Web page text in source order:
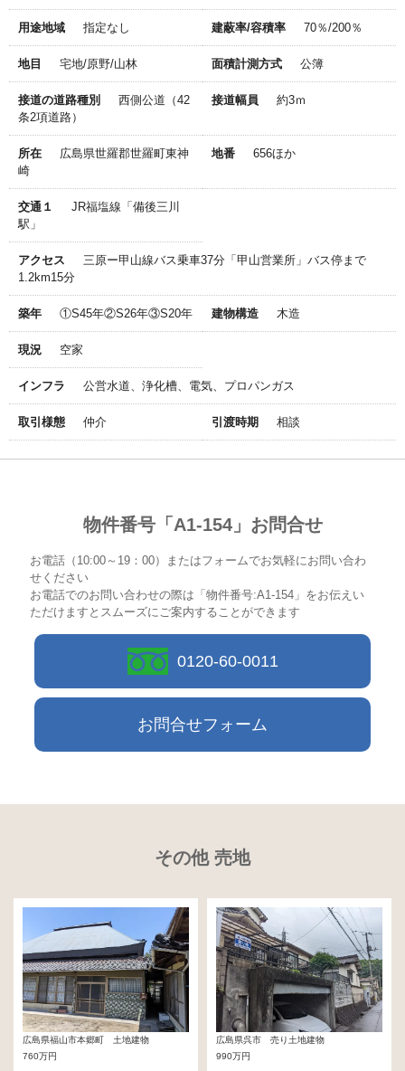
用途地域 指定なし 建蔽率/容積率 70％/200％
地目 宅地/原野/山林 面積計測方式 公簿
接道の道路種別
西側公道（42
条2項道路）
接道幅員 約3ｍ
所在
広島県世羅郡世羅町東神
崎
地番 656ほか
交通１
JR福塩線「備後三川
駅」
アクセス
三原ー甲山線バス乗車37分「甲山営業所」バス停まで
1.2km15分
築年 ①S45年②S26年③S20年 建物構造 木造
現況 空家
インフラ 公営水道、浄化槽、電気、プロパンガス
取引様態 仲介 引渡時期 相談
物件番号「A1-154」お問合せ
お電話（10:00～19：00）またはフォームでお気軽にお問い合わ
せください
お電話でのお問い合わせの際は「物件番号:A1-154」をお伝えい
ただけますとスムーズにご案内することができます
0120-60-0011
お問合せフォーム
その他 売地
広島県福山市本郷町 土地建物
760万円
広島県呉市 売り土地建物
990万円